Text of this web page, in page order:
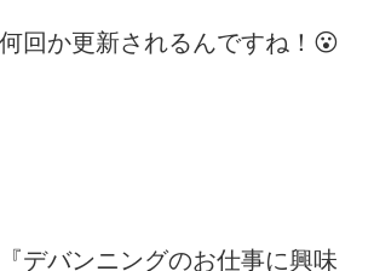
回か更新されるんですね！😮
デバンニングのお仕事に興味